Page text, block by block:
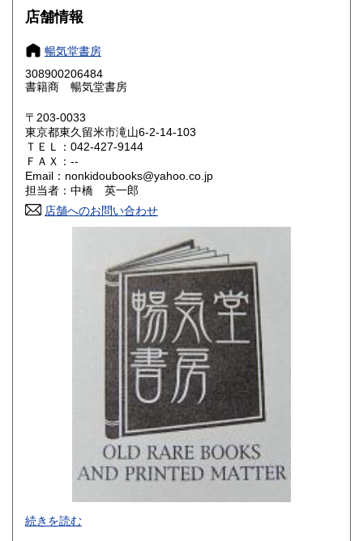
大阪府
奈良県
鳥取県
岡山県
山口県 180円
香川県 180円 愛媛県
高知県
180円 長崎県
180円 大分県
180円 鹿児島県
180円
店舗情報
暢気堂書房
308900206484
書籍商 暢気堂書房
〒203-0033
東京都東久留米市滝山6-2-14-103
ＴＥＬ：042-427-9144
ＦＡＸ：--
Email：nonkidoubooks@yahoo.co.jp
担当者：中橋 英一郎
店舗へのお問い合わせ
続きを読む